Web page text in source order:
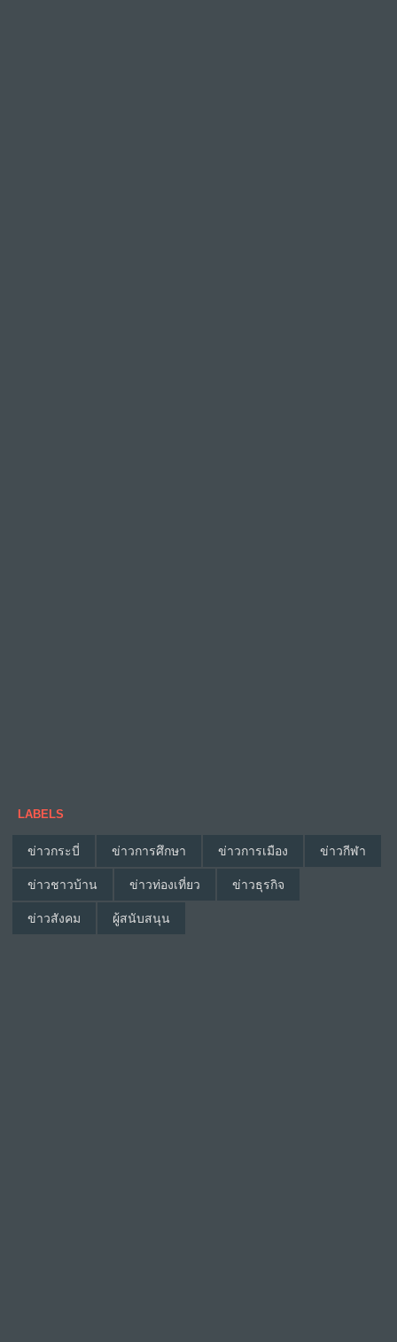
LABELS
ข่าวกระบี่ ข่าวการศึกษา ข่าวการเมือง ข่าวกีฬา
ข่าวชาวบ้าน ข่าวท่องเที่ยว ข่าวธุรกิจ
ข่าวสังคม ผู้สนับสนุน